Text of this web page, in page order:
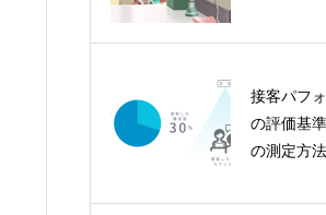
接客パフ
の評価基
の測定方法
【
事】「リ
ィア」今
益化とは？